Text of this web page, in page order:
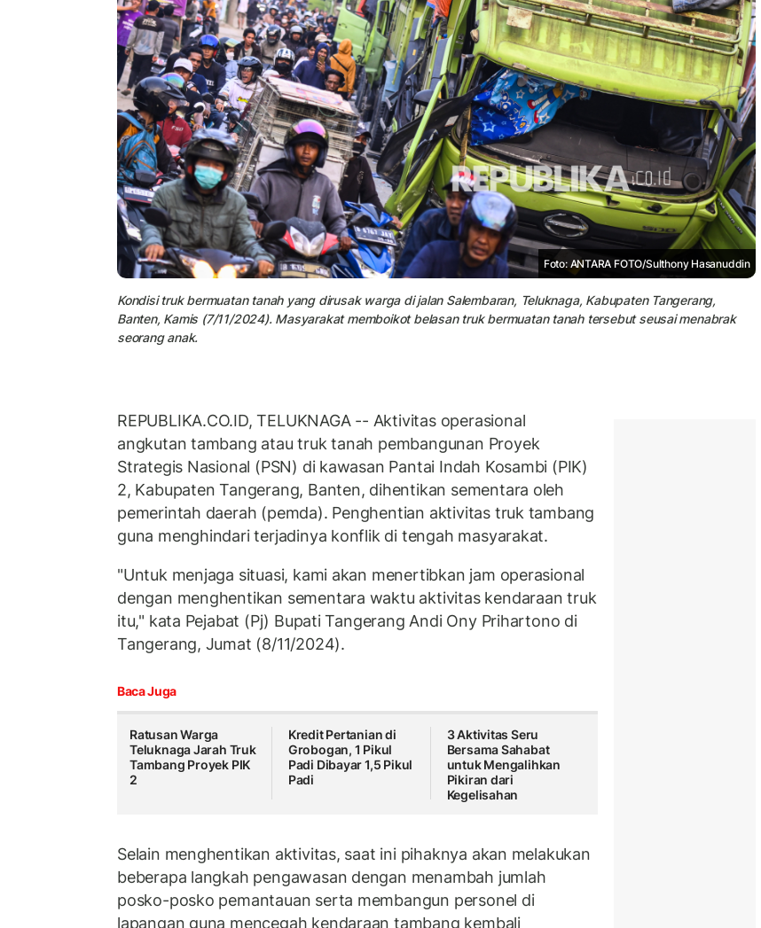
Foto: ANTARA FOTO/Sulthony Hasanuddin
Kondisi truk bermuatan tanah yang dirusak warga di jalan Salembaran, Teluknaga, Kabupaten Tangerang,
Banten, Kamis (7/11/2024). Masyarakat memboikot belasan truk bermuatan tanah tersebut seusai menabrak
seorang anak.
REPUBLIKA.CO.ID, TELUKNAGA -- Aktivitas operasional
angkutan tambang atau truk tanah pembangunan Proyek
Strategis Nasional (PSN) di kawasan Pantai Indah Kosambi (PIK)
2, Kabupaten Tangerang, Banten, dihentikan sementara oleh
pemerintah daerah (pemda). Penghentian aktivitas truk tambang
guna menghindari terjadinya konflik di tengah masyarakat.
"Untuk menjaga situasi, kami akan menertibkan jam operasional
dengan menghentikan sementara waktu aktivitas kendaraan truk
itu," kata Pejabat (Pj) Bupati Tangerang Andi Ony Prihartono di
Tangerang, Jumat (8/11/2024).
Baca Juga
Ratusan Warga
Teluknaga Jarah Truk
Tambang Proyek PIK
2
Kredit Pertanian di
Grobogan, 1 Pikul
Padi Dibayar 1,5 Pikul
Padi
3 Aktivitas Seru
Bersama Sahabat
untuk Mengalihkan
Pikiran dari
Kegelisahan
Selain menghentikan aktivitas, saat ini pihaknya akan melakukan
beberapa langkah pengawasan dengan menambah jumlah
posko-posko pemantauan serta membangun personel di
lapangan guna mencegah kendaraan tambang kembali